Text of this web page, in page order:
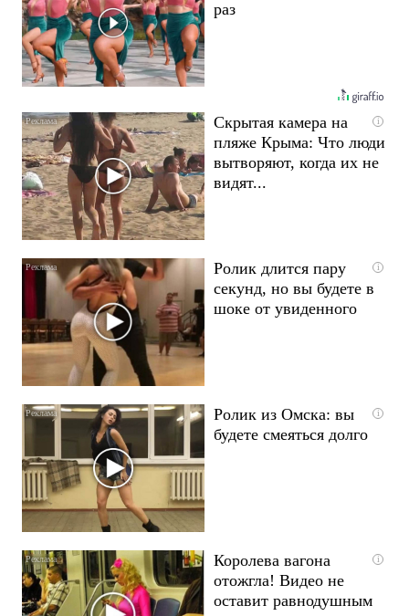
раз
i
Скрытая камера на
пляже Крыма: Что люди
вытворяют, когда их не
видят...
i
Ролик длится пару
секунд, но вы будете в
шоке от увиденного
i
Ролик из Омска: вы
будете смеяться долго
i
Королева вагона
отожгла! Видео не
оставит равнодушным